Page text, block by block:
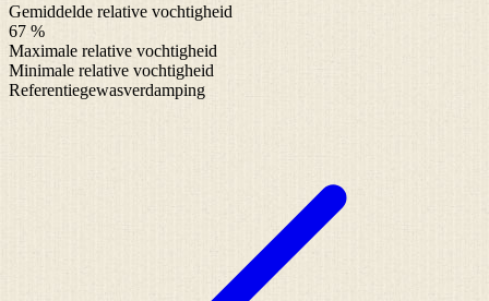
Gemiddelde relative vochtigheid
67 %
Maximale relative vochtigheid
Minimale relative vochtigheid
Referentiegewasverdamping